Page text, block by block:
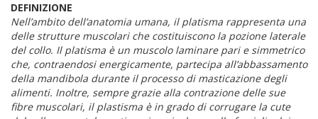
DEFINIZIONE
Nell’ambito dell’anatomia umana, il platisma rappresenta una
delle strutture muscolari che costituiscono la pozione laterale
del collo. Il platisma è un muscolo laminare pari e simmetrico
che, contraendosi energicamente, partecipa all’abbassamento
della mandibola durante il processo di masticazione degli
alimenti. Inoltre, sempre grazie alla contrazione delle sue
fibre muscolari, il plastisma è in grado di corrugare la cute